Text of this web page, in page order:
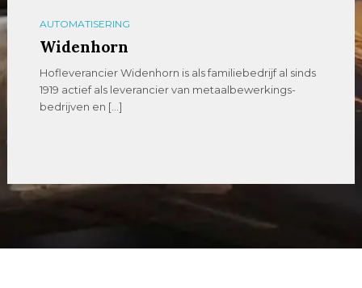
AUTOMATISERING
Widenhorn
Hofleverancier Widenhorn is als familiebedrijf al sinds
1919 actief als leverancier van metaalbewerkings-
bedrijven en […]